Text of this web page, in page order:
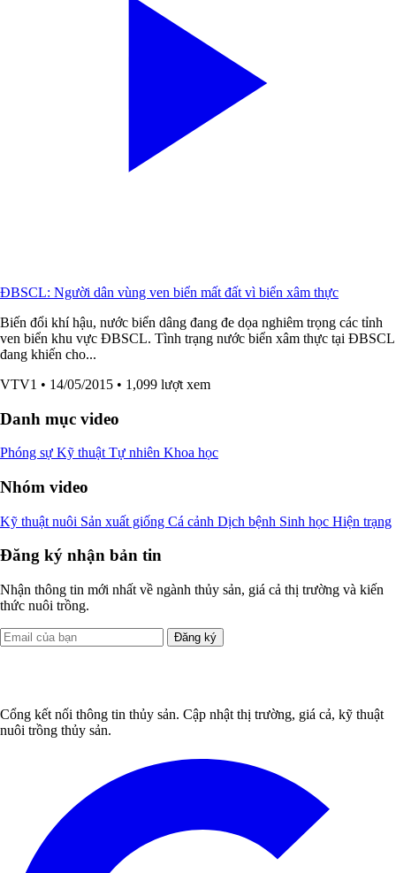
ĐBSCL: Người dân vùng ven biển mất đất vì biển xâm thực
Biến đổi khí hậu, nước biển dâng đang đe dọa nghiêm trọng các tỉnh
ven biển khu vực ĐBSCL. Tình trạng nước biển xâm thực tại ĐBSCL
đang khiến cho...
VTV1 • 14/05/2015 • 1,099 lượt xem
Danh mục video
Phóng sự Kỹ thuật Tự nhiên Khoa học
Nhóm video
Kỹ thuật nuôi Sản xuất giống Cá cảnh Dịch bệnh Sinh học Hiện trạng
Đăng ký nhận bản tin
Nhận thông tin mới nhất về ngành thủy sản, giá cả thị trường và kiến
thức nuôi trồng.
Đăng ký
Cổng kết nối thông tin thủy sản. Cập nhật thị trường, giá cả, kỹ thuật
nuôi trồng thủy sản.